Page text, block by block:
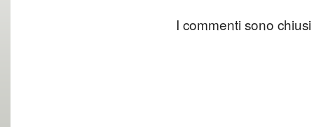
I commenti sono chiusi